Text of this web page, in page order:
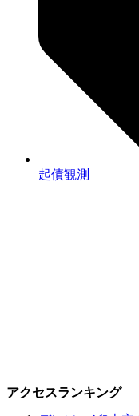
起債観測
アクセスランキング